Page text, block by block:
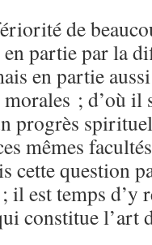
de
partie par la
en partie
; d’où il
progrès
mêmes
cette question
il est temps d’y
constitue l’art